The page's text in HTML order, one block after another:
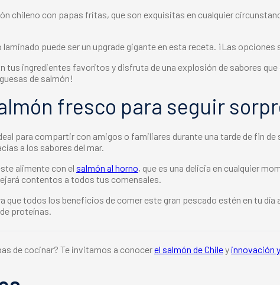
chileno con papas fritas, que son exquisitas en cualquier
puede ser un upgrade gigante en esta receta. ¡Las
tus ingredientes favoritos y disfruta de una explosión de sabores
de salmón!
fresco para seguir
para compartir con amigos o familiares durante una tarde de fin
a los sabores del mar.
alimente con el salmón al horno, que es una delicia en cualquier
contentos a todos tus comensales.
todos los beneficios de comer este gran pescado estén en tu día
proteínas.
de cocinar? Te invitamos a conocerel salmón de Chiley innovación